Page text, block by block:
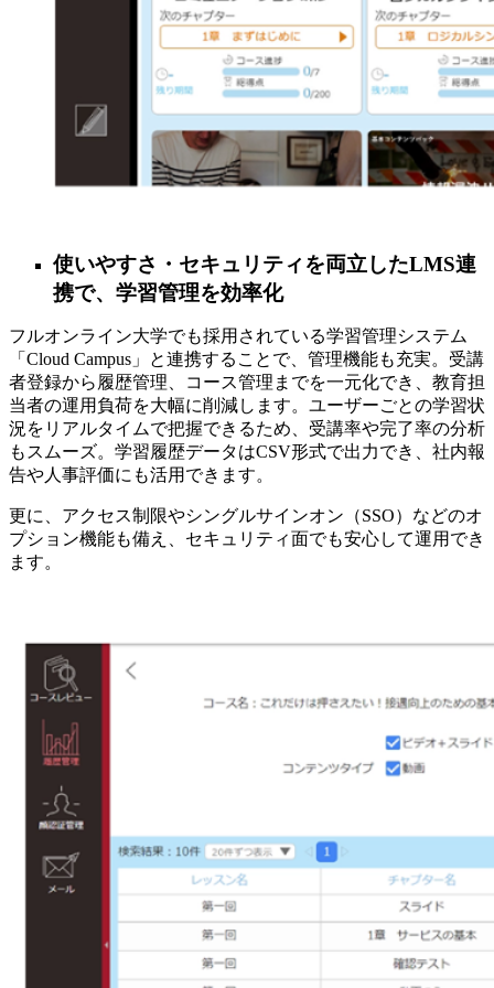
使いやすさ・セキュリティを両立したLMS連
携で、学習管理を効率化
フルオンライン大学でも採用されている学習管理システム
「Cloud Campus」と連携することで、管理機能も充実。受講
者登録から履歴管理、コース管理までを一元化でき、教育担
当者の運用負荷を大幅に削減します。ユーザーごとの学習状
況をリアルタイムで把握できるため、受講率や完了率の分析
もスムーズ。学習履歴データはCSV形式で出力でき、社内報
告や人事評価にも活用できます。
更に、アクセス制限やシングルサインオン（SSO）などのオ
プション機能も備え、セキュリティ面でも安心して運用でき
ます。